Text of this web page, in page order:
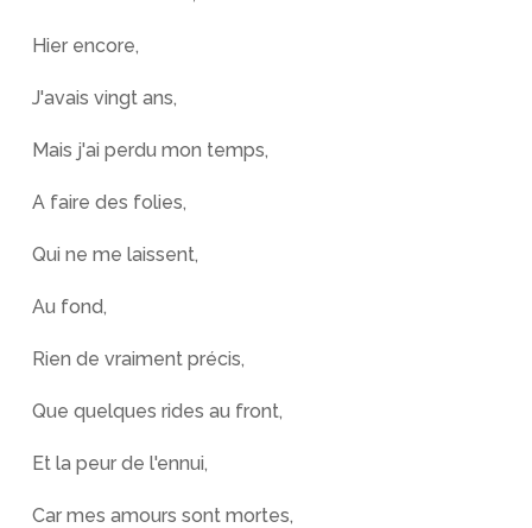
Hier encore,
J'avais vingt ans,
Mais j'ai perdu mon temps,
A faire des folies,
Qui ne me laissent,
Au fond,
Rien de vraiment précis,
Que quelques rides au front,
Et la peur de l'ennui,
Car mes amours sont mortes,